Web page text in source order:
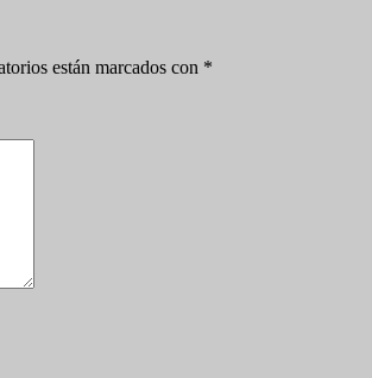
están marcados con *